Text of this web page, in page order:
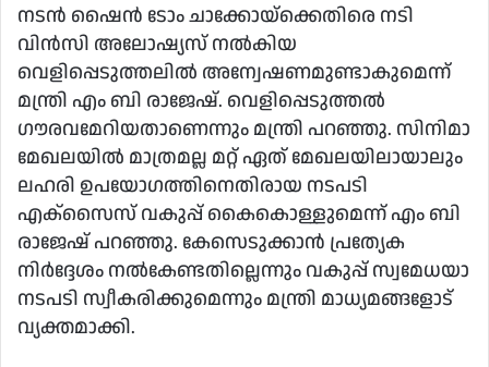
നടന്‍ ഷൈന്‍ ടോം ചാക്കോയ്‌ക്കെതിരെ നടി
വിന്‍സി അലോഷ്യസ് നല്‍കിയ
വെളിപ്പെടുത്തലില്‍ അന്വേഷണമുണ്ടാകുമെന്ന്
മന്ത്രി എം ബി രാജേഷ്. വെളിപ്പെടുത്തല്‍
ഗൗരവമേറിയതാണെന്നും മന്ത്രി പറഞ്ഞു. സിനിമാ
മേഖലയില്‍ മാത്രമല്ല മറ്റ് ഏത് മേഖലയിലായാലും
ലഹരി ഉപയോഗത്തിനെതിരായ നടപടി
എക്‌സൈസ് വകുപ്പ് കൈകൊള്ളുമെന്ന് എം ബി
രാജേഷ് പറഞ്ഞു. കേസെടുക്കാന്‍ പ്രത്യേക
നിര്‍ദ്ദേശം നല്‍കേണ്ടതില്ലെന്നും വകുപ്പ് സ്വമേധയാ
നടപടി സ്വീകരിക്കുമെന്നും മന്ത്രി മാധ്യമങ്ങളോട്
വ്യക്തമാക്കി.